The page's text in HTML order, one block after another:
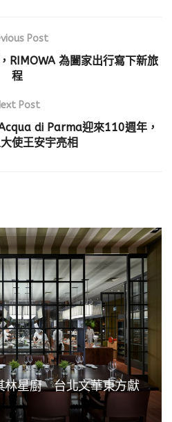
Post
RIMOWA 為闔家出行寫下新旅
程
Post
di Parma迎來110週年，
使王安宇亮相
林星廚 台北文華東方獻